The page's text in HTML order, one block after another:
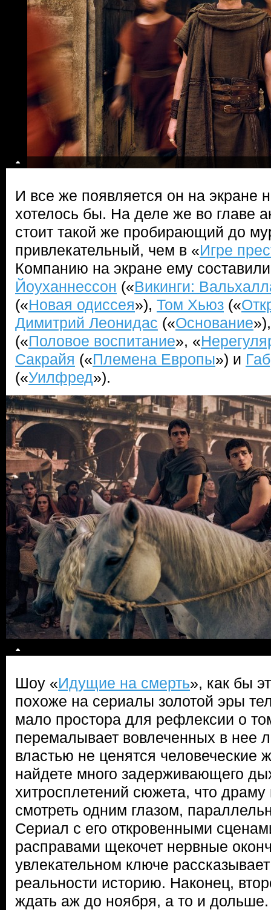
И все же появляется он на экране
хотелось бы. На деле же во главе
стоит такой же пробирающий до
привлекательный, чем в «Игре
Компанию на экране ему
Йоуханнессон («Викинги:
(«Новая одиссея»), Том Хьюз («
Димитрий Леонидас («Основание
(«Половое воспитание», «
Сакрайя («Племена Европы») и
(«Уилфред»).
Шоу «Идущие на смерть», как бы
похоже на сериалы золотой эры
мало простора для рефлексии о
перемалывает вовлеченных в нее
властью не ценятся человеческие
найдете много задерживающего
хитросплетений сюжета, что
смотреть одним глазом,
Сериал с его откровенными
расправами щекочет нервные
увлекательном ключе
реальности историю. Наконец,
ждать аж до ноября, а то и дольше.